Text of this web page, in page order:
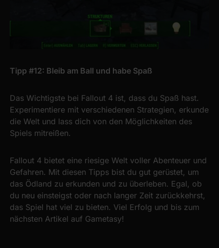
Tipp #12: Bleib am Ball und habe Spaß
Das Wichtigste bei Fallout 4 ist, dass du Spaß hast.
Experimentiere mit verschiedenen Strategien, erkunde
die Welt und lass dich von den Möglichkeiten des
Spiels mitreißen.
Fallout 4 bietet eine riesige Welt voller Abenteuer und
Gefahren. Mit diesen Tipps bist du gut gerüstet, um
das Ödland zu erkunden und zu überleben. Egal, ob
du neu einsteigst oder nach langer Zeit zurückkehrst,
das Spiel hat viel zu bieten. Viel Erfolg und bis zum
nächsten Artikel auf Gametasy!